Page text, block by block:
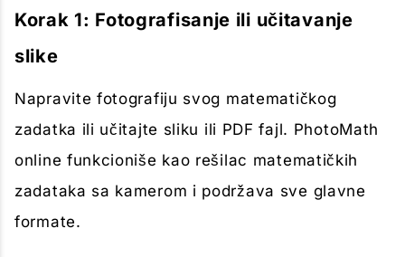
Korak 1: Fotografisanje ili učitavanje
slike
Napravite fotografiju svog matematičkog
zadatka ili učitajte sliku ili PDF fajl. PhotoMath
online funkcioniše kao rešilac matematičkih
zadataka sa kamerom i podržava sve glavne
formate.